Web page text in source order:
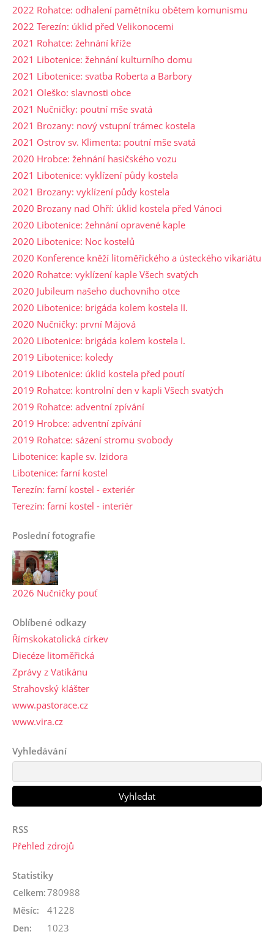
2022 Rohatce: odhalení pamětníku obětem komunismu
2022 Terezín: úklid před Velikonocemi
2021 Rohatce: žehnání kříže
2021 Libotenice: žehnání kulturního domu
2021 Libotenice: svatba Roberta a Barbory
2021 Oleško: slavnosti obce
2021 Nučničky: poutní mše svatá
2021 Brozany: nový vstupní trámec kostela
2021 Ostrov sv. Klimenta: poutní mše svatá
2020 Hrobce: žehnání hasičského vozu
2021 Libotenice: vyklízení půdy kostela
2021 Brozany: vyklízení půdy kostela
2020 Brozany nad Ohří: úklid kostela před Vánoci
2020 Libotenice: žehnání opravené kaple
2020 Libotenice: Noc kostelů
2020 Konference kněží litoměřického a ústeckého vikariátu
2020 Rohatce: vyklízení kaple Všech svatých
2020 Jubileum našeho duchovního otce
2020 Libotenice: brigáda kolem kostela II.
2020 Nučničky: první Májová
2020 Libotenice: brigáda kolem kostela I.
2019 Libotenice: koledy
2019 Libotenice: úklid kostela před poutí
2019 Rohatce: kontrolní den v kapli Všech svatých
2019 Rohatce: adventní zpívání
2019 Hrobce: adventní zpívání
2019 Rohatce: sázení stromu svobody
Libotenice: kaple sv. Izidora
Libotenice: farní kostel
Terezín: farní kostel - exteriér
Terezín: farní kostel - interiér
Poslední fotografie
2026 Nučničky pouť
Oblíbené odkazy
Římskokatolická církev
Diecéze litoměřická
Zprávy z Vatikánu
Strahovský klášter
www.pastorace.cz
www.vira.cz
Vyhledávání
RSS
Přehled zdrojů
Statistiky
Celkem:780988
Měsíc: 41228
Den: 1023